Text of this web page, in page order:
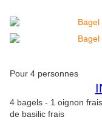
Pour 4 personnes
4 bagels - 1 oignon
de basilic frais